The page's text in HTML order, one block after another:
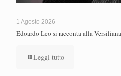
1 Agosto 2026
Edoardo Leo si racconta alla Versiliana
Leggi tutto